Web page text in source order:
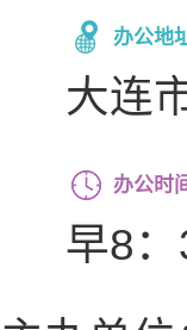
办公地
大连
办公时
早8